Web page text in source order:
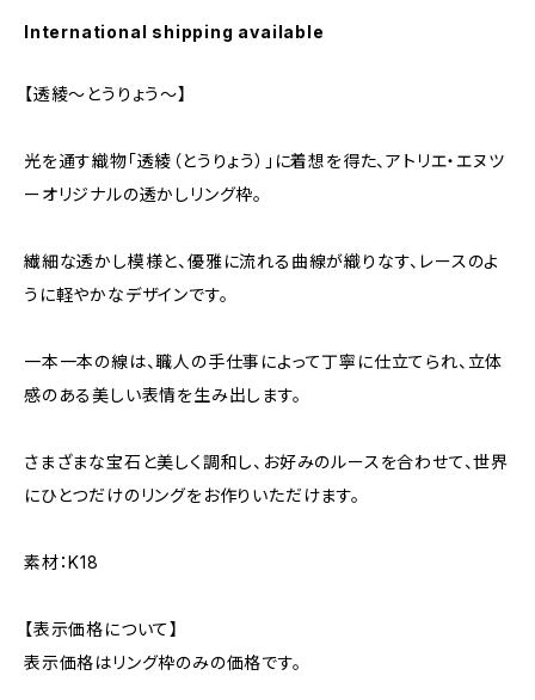
International shipping available
【透綾～とうりょう～】
光を通す織物「透綾（とうりょう）」に着想を得た、アトリエ・エヌツ
ーオリジナルの透かしリング枠。
繊細な透かし模様と、優雅に流れる曲線が織りなす、レースのよ
うに軽やかなデザインです。
一本一本の線は、職人の手仕事によって丁寧に仕立てられ、立体
感のある美しい表情を生み出します。
さまざまな宝石と美しく調和し、お好みのルースを合わせて、世界
にひとつだけのリングをお作りいただけます。
素材：K18
【表示価格について】
表示価格はリング枠のみの価格です。